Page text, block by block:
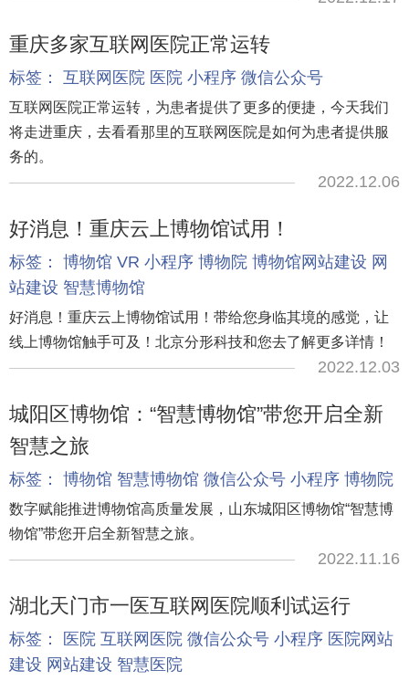
重庆多家互联网医院正常运转
标签： 互联网医院 医院 小程序 微信公众号
互联网医院正常运转，为患者提供了更多的便捷，今天我们
将走进重庆，去看看那里的互联网医院是如何为患者提供服
务的。
2022.12.06
好消息！重庆云上博物馆试用！
标签： 博物馆 VR 小程序 博物院 博物馆网站建设 网
站建设 智慧博物馆
好消息！重庆云上博物馆试用！带给您身临其境的感觉，让
线上博物馆触手可及！北京分形科技和您去了解更多详情！
2022.12.03
城阳区博物馆：“智慧博物馆”带您开启全新
智慧之旅
标签： 博物馆 智慧博物馆 微信公众号 小程序 博物院
数字赋能推进博物馆高质量发展，山东城阳区博物馆“智慧博
物馆”带您开启全新智慧之旅。
2022.11.16
湖北天门市一医互联网医院顺利试运行
标签： 医院 互联网医院 微信公众号 小程序 医院网站
建设 网站建设 智慧医院